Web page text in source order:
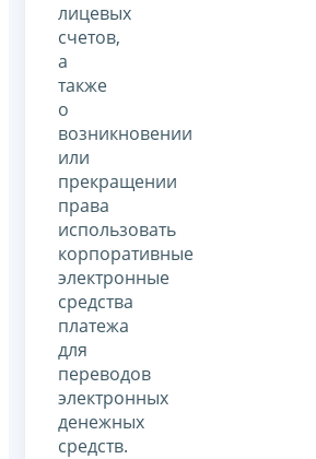
лицевых
счетов,
а
также
о
возникновении
или
прекращении
права
использовать
корпоративные
электронные
средства
платежа
для
переводов
электронных
денежных
средств.